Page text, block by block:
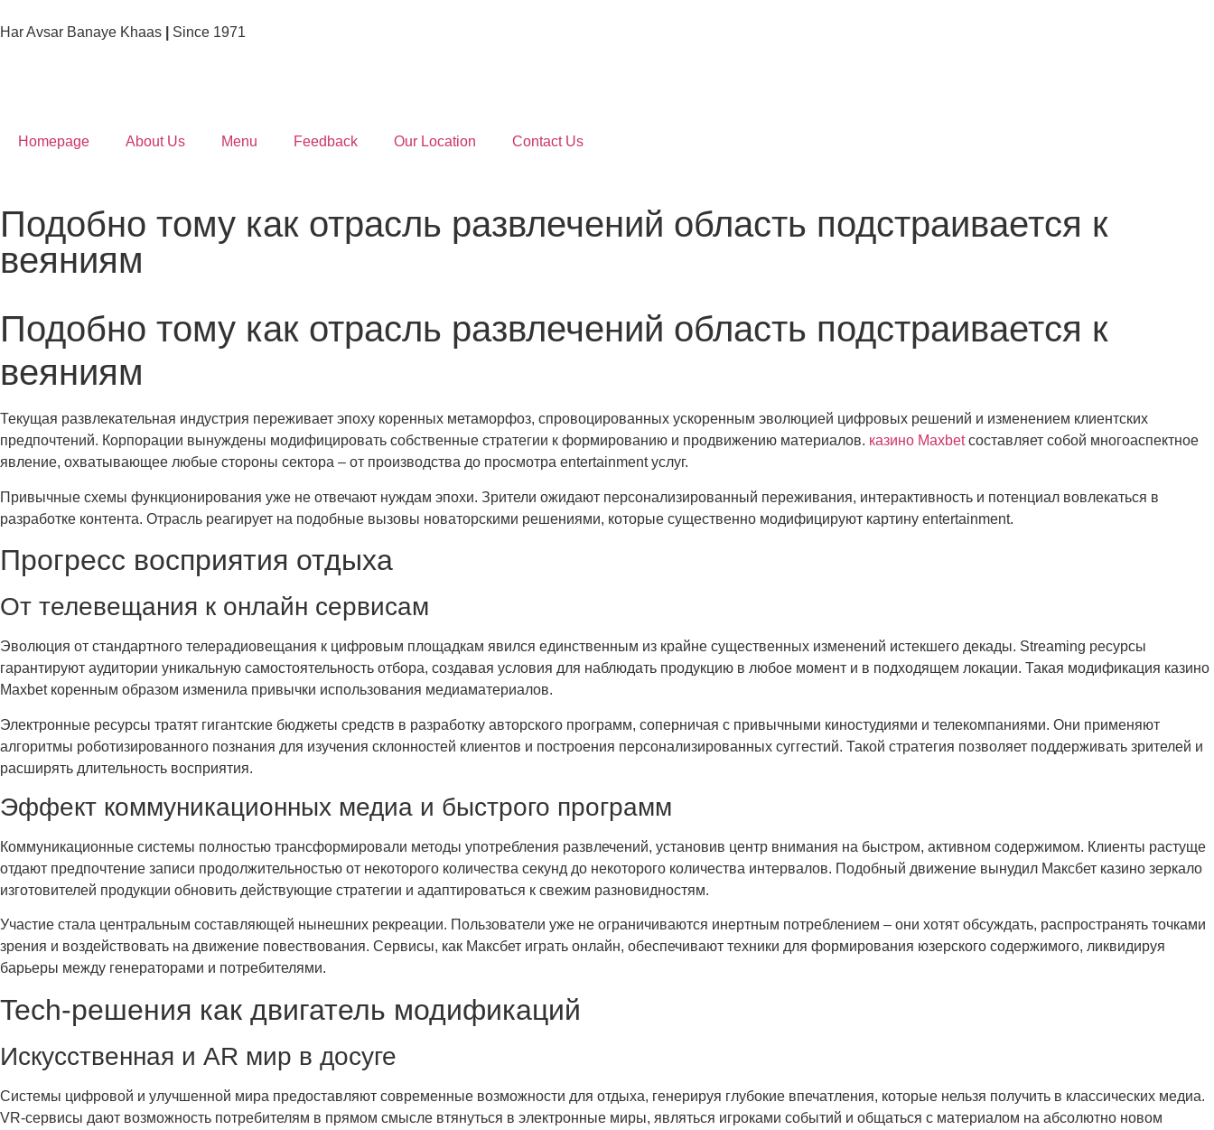
Har Avsar Banaye Khaas Since 1971
Homepage About Us Menu Feedback Our Location Contact Us
Подобно тому как отрасль развлечений область подстраивается к
веяниям
Подобно тому как отрасль развлечений область подстраивается к
веяниям
Текущая развлекательная индустрия переживает эпоху коренных метаморфоз, спровоцированных ускоренным эволюцией цифровых решений и изменением клиентских
предпочтений. Корпорации вынуждены модифицировать собственные стратегии к формированию и продвижению материалов. казино Maxbetсоставляет собой многоаспектное
явление, охватывающее любые стороны сектора – от производства до просмотра entertainment услуг.
Привычные схемы функционирования уже не отвечают нуждам эпохи. Зрители ожидают персонализированный переживания, интерактивность и потенциал вовлекаться в
разработке контента. Отрасль реагирует на подобные вызовы новаторскими решениями, которые существенно модифицируют картину entertainment.
Прогресс восприятия отдыха
От телевещания к онлайн сервисам
Эволюция от стандартного телерадиовещания к цифровым площадкам явился единственным из крайне существенных изменений истекшего декады. Streaming ресурсы
гарантируют аудитории уникальную самостоятельность отбора, создавая условия для наблюдать продукцию в любое момент и в подходящем локации. Такая модификация казино
Maxbet коренным образом изменила привычки использования медиаматериалов.
Электронные ресурсы тратят гигантские бюджеты средств в разработку авторского программ, соперничая с привычными киностудиями и телекомпаниями. Они применяют
алгоритмы роботизированного познания для изучения склонностей клиентов и построения персонализированных суггестий. Такой стратегия позволяет поддерживать зрителей и
расширять длительность восприятия.
Эффект коммуникационных медиа и быстрого программ
Коммуникационные системы полностью трансформировали методы употребления развлечений, установив центр внимания на быстром, активном содержимом. Клиенты растуще
отдают предпочтение записи продолжительностью от некоторого количества секунд до некоторого количества интервалов. Подобный движение вынудил Максбет казино зеркало
изготовителей продукции обновить действующие стратегии и адаптироваться к свежим разновидностям.
Участие стала центральным составляющей нынешних рекреации. Пользователи уже не ограничиваются инертным потреблением – они хотят обсуждать, распространять точками
зрения и воздействовать на движение повествования. Сервисы, как Максбет играть онлайн, обеспечивают техники для формирования юзерского содержимого, ликвидируя
барьеры между генераторами и потребителями.
Tech-решения как двигатель модификаций
Искусственная и AR мир в досуге
Системы цифровой и улучшенной мира предоставляют современные возможности для отдыха, генерируя глубокие впечатления, которые нельзя получить в классических медиа.
VR-сервисы дают возможность потребителям в прямом смысле втянуться в электронные миры, являться игроками событий и общаться с материалом на абсолютно новом